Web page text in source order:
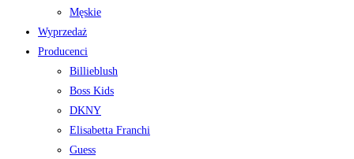
Męskie
Wyprzedaż
Producenci
Billieblush
Boss Kids
DKNY
Elisabetta Franchi
Guess